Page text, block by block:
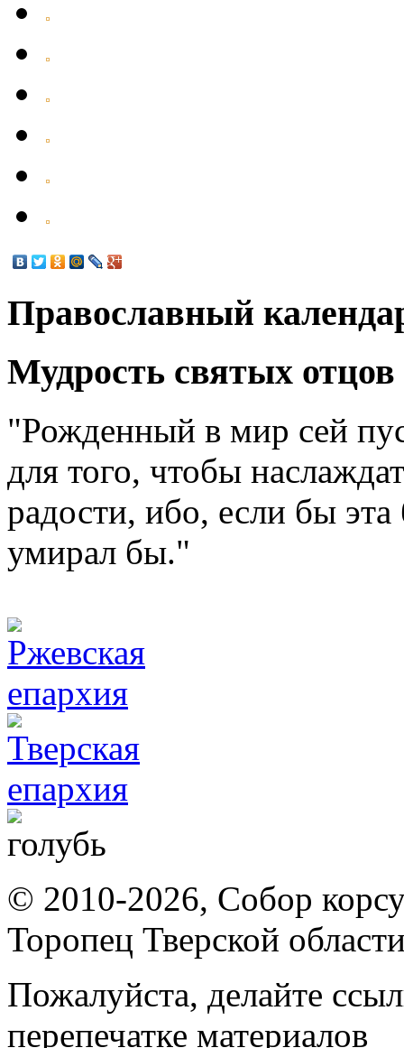
Православный
Мудрость святых отцов
"Рожденный в мир сей
для того, чтобы
радости, ибо, если бы
умирал бы."
© 2010-2026, Собор
Торопец Тверской
Пожалуйста, делайте
перепечатке материалов